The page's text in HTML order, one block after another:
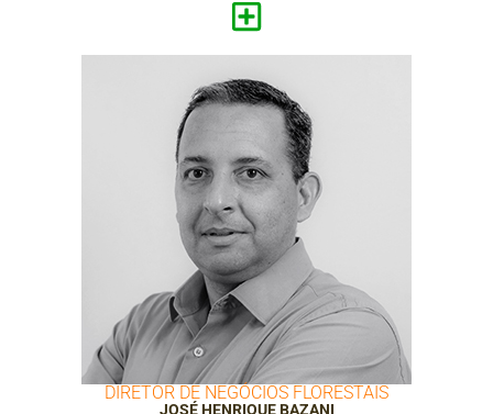
DIRETOR DE NEGÓCIOS FLORESTAIS
JOSÉ HENRIQUE BAZANI